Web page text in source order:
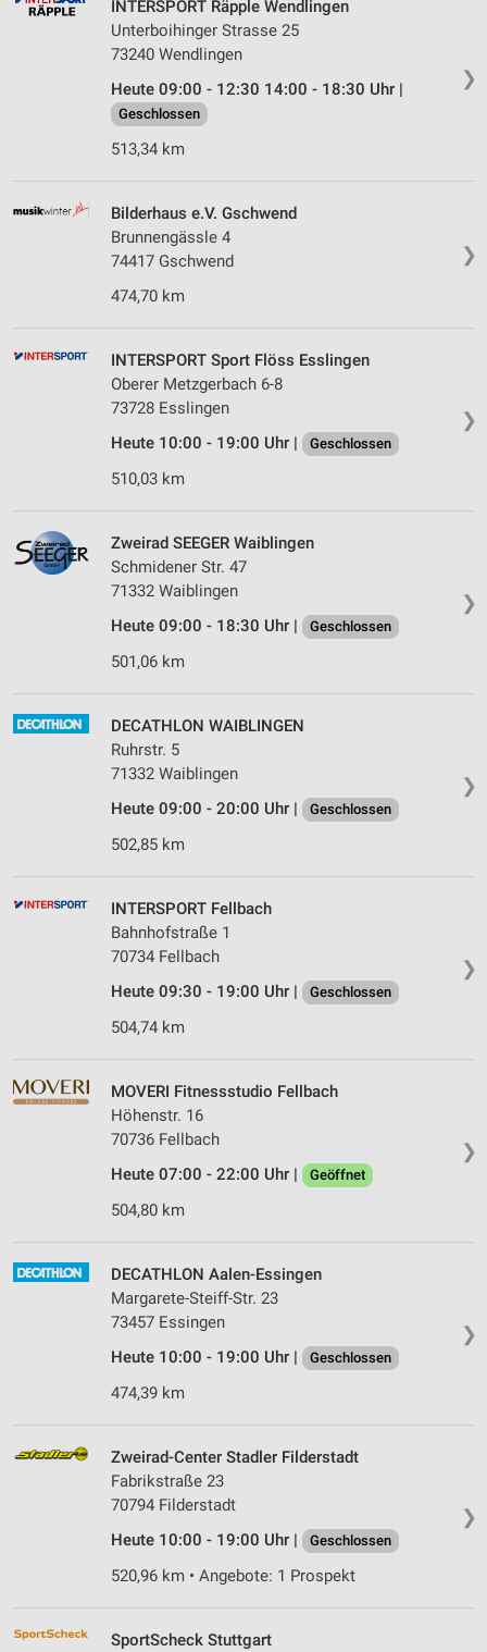
❯
INTERSPORT Räpple Wendlingen
Unterboihinger Strasse 25
73240 Wendlingen
Heute 09:00 - 12:30 14:00 - 18:30 Uhr |
Geschlossen
513,34 km
❯
Bilderhaus e.V. Gschwend
Brunnengässle 4
74417 Gschwend
474,70 km
❯
INTERSPORT Sport Flöss Esslingen
Oberer Metzgerbach 6-8
73728 Esslingen
Heute 10:00 - 19:00 Uhr |
Geschlossen
510,03 km
❯
Zweirad SEEGER Waiblingen
Schmidener Str. 47
71332 Waiblingen
Heute 09:00 - 18:30 Uhr |
Geschlossen
501,06 km
❯
DECATHLON WAIBLINGEN
Ruhrstr. 5
71332 Waiblingen
Heute 09:00 - 20:00 Uhr |
Geschlossen
502,85 km
❯
INTERSPORT Fellbach
Bahnhofstraße 1
70734 Fellbach
Heute 09:30 - 19:00 Uhr |
Geschlossen
504,74 km
❯
MOVERI Fitnessstudio Fellbach
Höhenstr. 16
70736 Fellbach
Heute 07:00 - 22:00 Uhr |
Geöffnet
504,80 km
❯
DECATHLON Aalen-Essingen
Margarete-Steiff-Str. 23
73457 Essingen
Heute 10:00 - 19:00 Uhr |
Geschlossen
474,39 km
❯
Zweirad-Center Stadler Filderstadt
Fabrikstraße 23
70794 Filderstadt
Heute 10:00 - 19:00 Uhr |
Geschlossen
520,96 km • Angebote: 1 Prospekt
SportScheck Stuttgart